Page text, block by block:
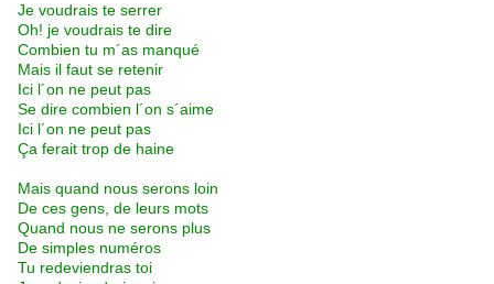
Je voudrais te serrer
Oh! je voudrais te dire
Combien tu m´as manqué
Mais il faut se retenir
Ici l´on ne peut pas
Se dire combien l´on s´aime
Ici l´on ne peut pas
Ça ferait trop de haine
Mais quand nous serons loin
De ces gens, de leurs mots
Quand nous ne serons plus
De simples numéros
Tu redeviendras toi